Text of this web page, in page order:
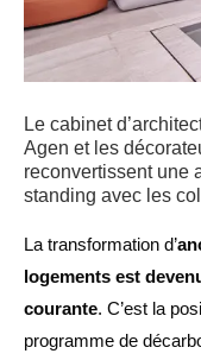
Le cabinet
Agen et les
reconvertissent une
standing avec les
La transformation d’
logements est
courante. C’est la
programme de